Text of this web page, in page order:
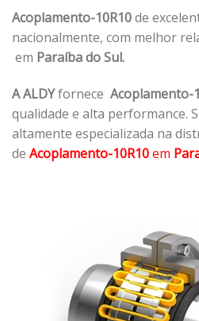
Acoplamento-10R10de
nacionalmente, com melhor
em Paraíba do Sul.
A ALDYfornece Acoplamento-
qualidade e alta performance.
altamente especializada na
de Acoplamento-10R10em